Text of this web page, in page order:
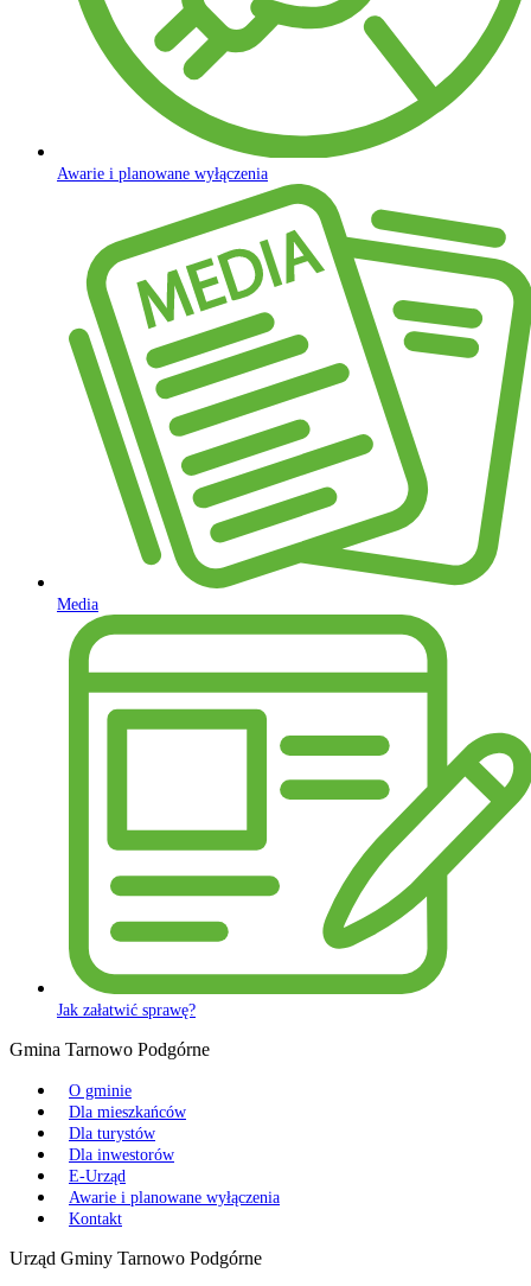
Awarie i planowane wyłączenia
Media
Jak załatwić sprawę?
Gmina Tarnowo Podgórne
O gminie
Dla mieszkańców
Dla turystów
Dla inwestorów
E-Urząd
Awarie i planowane wyłączenia
Kontakt
Urząd Gminy Tarnowo Podgórne